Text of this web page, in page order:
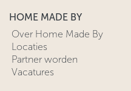
HOME MADE BY
Over Home Made By
Locaties
Partner worden
Vacatures